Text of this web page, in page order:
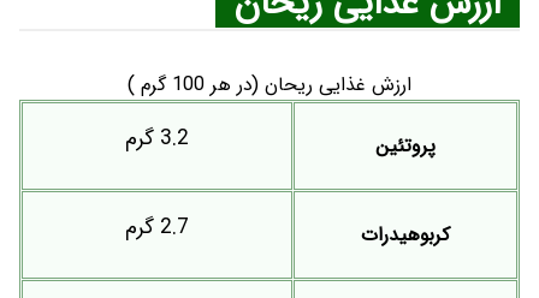
ارزش غذایی ریحان (در هر 100 گرم )
پروتئین 3.2 گرم
کربوهیدرات 2.7 گرم